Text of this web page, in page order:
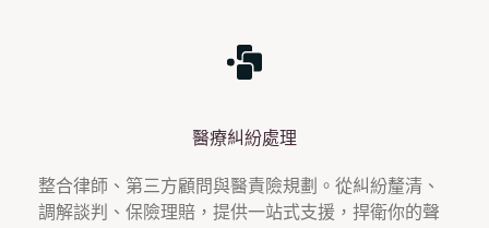
醫療糾紛處理
整合律師、第三方顧問與醫責險規劃。從糾紛釐清、
調解談判、保險理賠，提供一站式支援，捍衛你的聲